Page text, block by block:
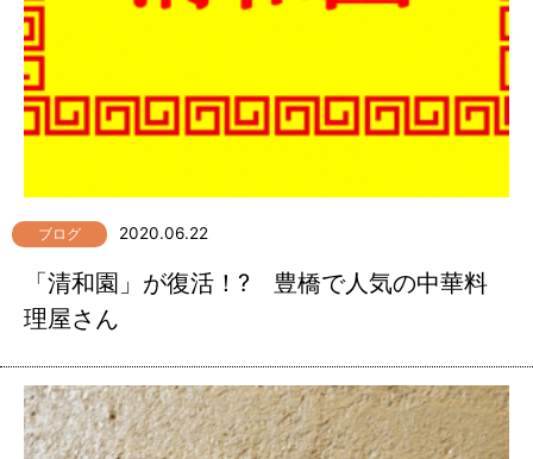
ブログ 2020.06.22
「清和園」が復活！? 豊橋で人気の中華料
理屋さん